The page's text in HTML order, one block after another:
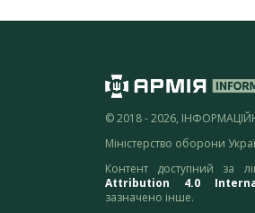
© 2018 - 2026,
Міністерство оборони
Контент доступний за
Attribution 4.0
зазначено інше.